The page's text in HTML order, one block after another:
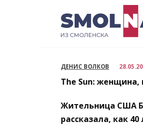
ДЕНИС ВОЛКОВ
The Sun: женщина,
Жительница США
рассказала, как